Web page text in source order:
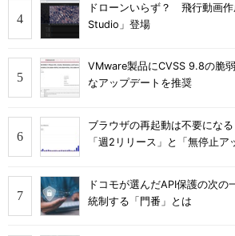
ドローンいらず？ 飛行動画
Studio」登場
VMware製品にCVSS 9.8の脆
なアップデートを推奨
ブラウザの再起動は不要にな
「週2リリース」と「無停止ア
ドコモが選んだAPI保護の次
統制する「門番」とは